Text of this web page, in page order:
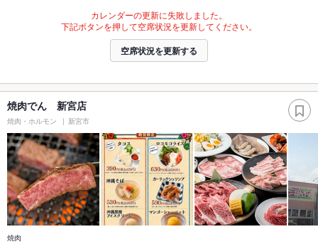
カレンダーの更新に失敗しました。
下記ボタンを押して空席状況を更新してください。
空席状況を更新する
焼肉でん 新宮店
焼肉・ホルモン 新宮市
焼肉